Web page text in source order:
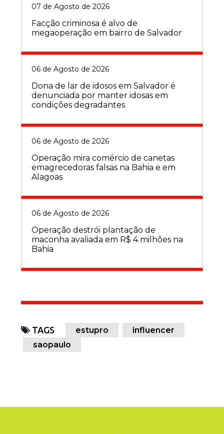
07 de Agosto de 2026
Facção criminosa é alvo de
megaoperação em bairro de Salvador
06 de Agosto de 2026
Dona de lar de idosos em Salvador é
denunciada por manter idosas em
condições degradantes
06 de Agosto de 2026
Operação mira comércio de canetas
emagrecedoras falsas na Bahia e em
Alagoas
06 de Agosto de 2026
Operação destrói plantação de
maconha avaliada em R$ 4 milhões na
Bahia
TAGS estupro
influencer
saopaulo